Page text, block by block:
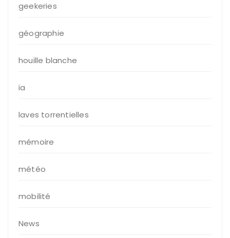
geekeries
géographie
houille blanche
ia
laves torrentielles
mémoire
météo
mobilité
News